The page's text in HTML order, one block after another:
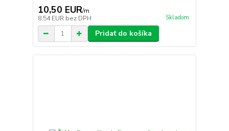
10,50 EUR/m
8,54 EUR bez DPH Skladom
Pridať do košíka